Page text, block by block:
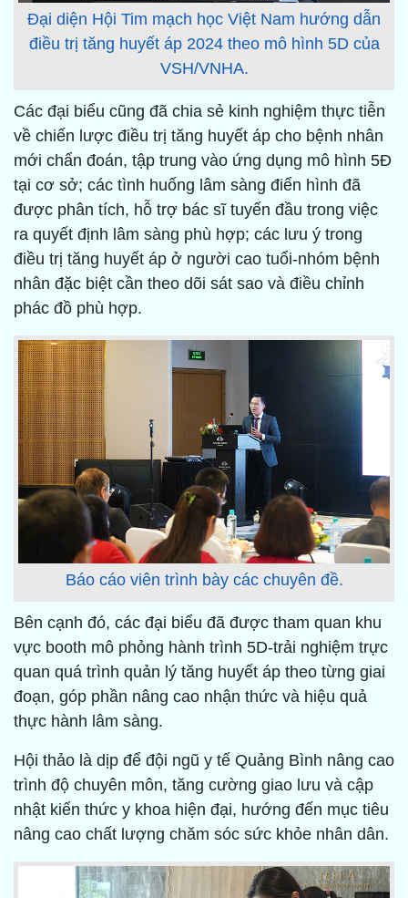
Đại diện Hội Tim mạch học Việt Nam hướng dẫn
điều trị tăng huyết áp 2024 theo mô hình 5D của
VSH/VNHA.
Các đại biểu cũng đã chia sẻ kinh nghiệm thực tiễn
về chiến lược điều trị tăng huyết áp cho bệnh nhân
mới chẩn đoán, tập trung vào ứng dụng mô hình 5Đ
tại cơ sở; các tình huống lâm sàng điển hình đã
được phân tích, hỗ trợ bác sĩ tuyến đầu trong việc
ra quyết định lâm sàng phù hợp; các lưu ý trong
điều trị tăng huyết áp ở người cao tuổi-nhóm bệnh
nhân đặc biệt cần theo dõi sát sao và điều chỉnh
phác đồ phù hợp.
Báo cáo viên trình bày các chuyên đề.
Bên cạnh đó, các đại biểu đã được tham quan khu
vực booth mô phỏng hành trình 5D-trải nghiệm trực
quan quá trình quản lý tăng huyết áp theo từng giai
đoạn, góp phần nâng cao nhận thức và hiệu quả
thực hành lâm sàng.
Hội thảo là dịp để đội ngũ y tế Quảng Bình nâng cao
trình độ chuyên môn, tăng cường giao lưu và cập
nhật kiến thức y khoa hiện đại, hướng đến mục tiêu
nâng cao chất lượng chăm sóc sức khỏe nhân dân.